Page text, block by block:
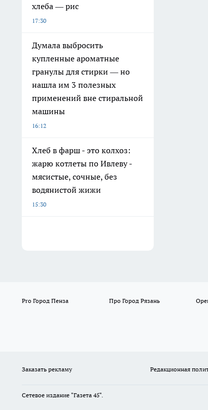
хлеба — рис
17:30
Думала выбросить
купленные ароматные
гранулы для стирки — но
нашла им 3 полезных
применений вне стиральной
машины
16:12
Хлеб в фарш - это колхоз:
жарю котлеты по Ивлеву -
мясистые, сочные, без
водянистой жижи
15:30
Pro Город Пенза Про Город Рязань
Заказать рекламу Редакционная
Сетевое издание "Газета 45".